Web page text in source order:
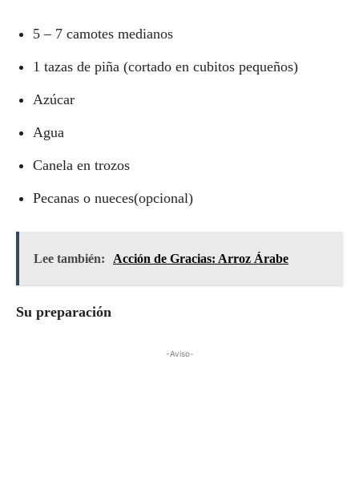
5 – 7 camotes medianos
1 tazas de piña (cortado en cubitos pequeños)
Azúcar
Agua
Canela en trozos
Pecanas o nueces(opcional)
Lee también: Acción de Gracias: Arroz Árabe
Su preparación
-Aviso-